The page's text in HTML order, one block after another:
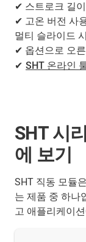
✔ 스트로크 길
✔ 고온 버전 사
멀티 슬라이드
✔ 옵션으로 오
✔ SHT 온라인
SHT 시
에 보기
SHT 직동 모듈
는 제품 중 하나
고 애플리케이